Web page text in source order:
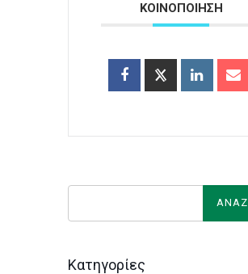
ΚΟΙΝΟΠΟΙΗΣΗ
Κατηγορίες